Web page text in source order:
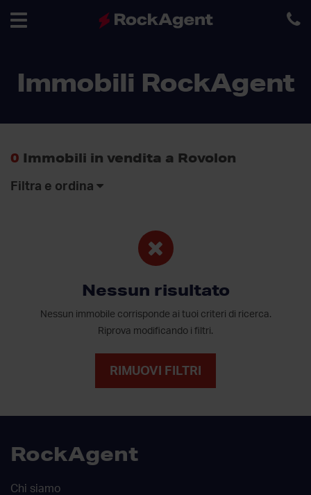
navigation
Immobili RockAgent
0 Immobili in vendita a Rovolon
Filtra e ordina
Nessun risultato
Nessun immobile corrisponde ai tuoi criteri di ricerca.
Riprova modificando i filtri.
RIMUOVI FILTRI
RockAgent
Chi siamo